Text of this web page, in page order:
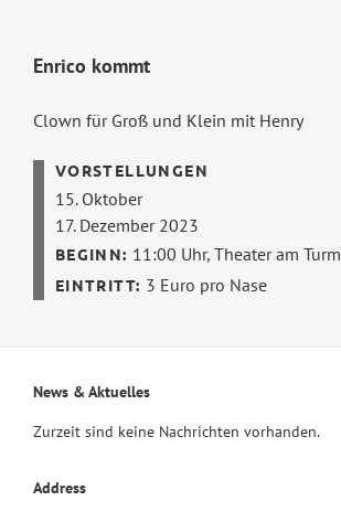
Enrico kommt
Clown für Groß und Klein mit Henry
15. Oktober
17. Dezember 2023
11:00 Uhr,Theater am Turm
3 Euro pro Nase
News & Aktuelles
Zurzeit sind keine Nachrichten vorhanden.
Address